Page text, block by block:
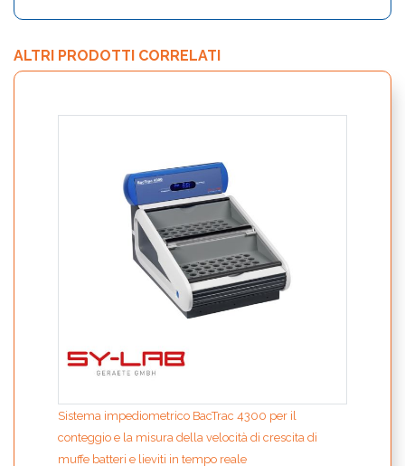
ALTRI PRODOTTI CORRELATI
Sistema impediometrico BacTrac 4300 per il
conteggio e la misura della velocità di crescita di
muffe batteri e lieviti in tempo reale